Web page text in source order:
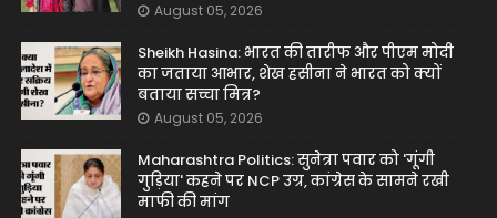
August 05, 2026
Sheikh Hasina: भारत की तारीफ और पीएम मोदी
का जताया आभार, शेख हसीना ने भारत को क्यों
बताया सच्चा मित्र?
August 05, 2026
Maharashtra Politics: सुनेत्रा पवार को 'गूंगी
गुड़िया' कहने पर NCP उग्र, कांग्रेस के सामने रखी
माफी की मांग